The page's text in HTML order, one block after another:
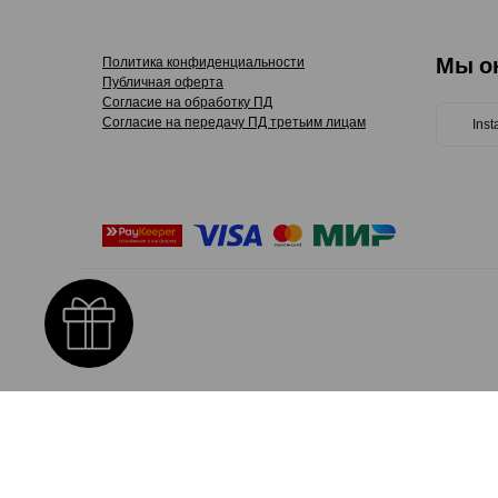
Политика конфиденциальности
Публичная оферта
Согласие на обработку ПД
Согласие на передачу ПД третьим лицам
Мы